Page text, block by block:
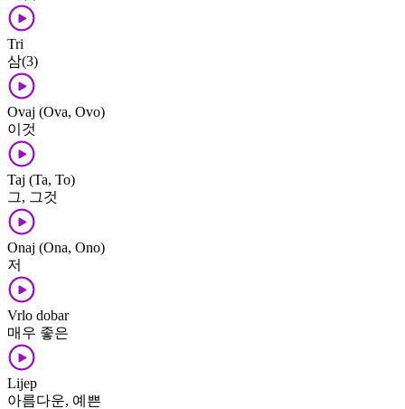
Tri
삼(3)
Ovaj (Ova, Ovo)
이것
Taj (Ta, To)
그, 그것
Onaj (Ona, Ono)
저
Vrlo dobar
매우 좋은
Lijep
아름다운, 예쁜